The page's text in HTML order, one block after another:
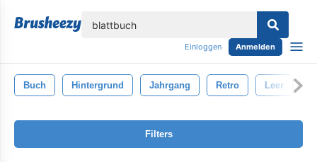
Einloggen Anmelden
Buch Hintergrund Jahrgang Retro Leer
Filters